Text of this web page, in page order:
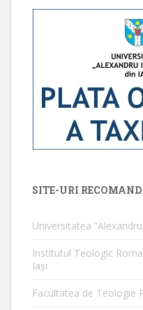
SITE-URI
Universitatea
Institutul Teologic
Iaşi
Facultatea de Teologie